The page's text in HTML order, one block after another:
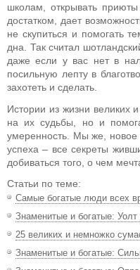
школам, открывать
достатком, дает
не скупиться и помогать
дна. Так считал
даже если у вас нет в
посильную лепту в
захотеть и сделать.
Истории из жизни великих
на их судьбы, но и
умеренность. Мы же, новое
успеха – все секреты
добиваться того, о чем
Статьи по теме:
Самые богатые люди всех
Знаменитые и богатые:
25 великих и немножко
Знаменитые и богатые: